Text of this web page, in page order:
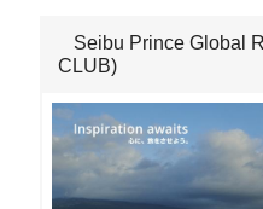
Seibu Prince Global
CLUB)